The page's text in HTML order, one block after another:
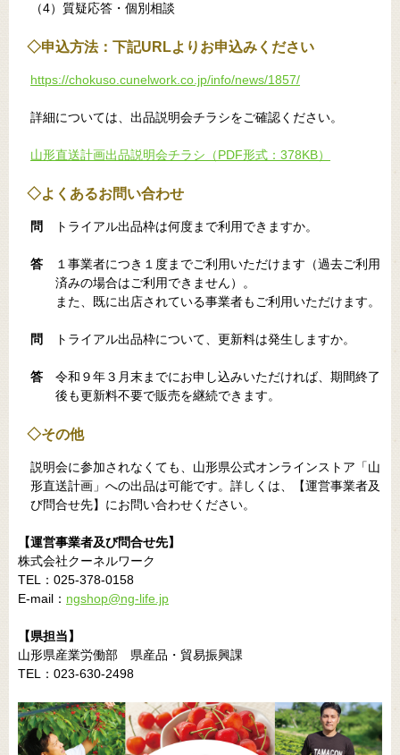
（4）質疑応答・個別相談
◇申込方法：下記URLよりお申込みください
https://chokuso.cunelwork.co.jp/info/news/1857/
詳細については、出品説明会チラシをご確認ください。
山形直送計画出品説明会チラシ（PDF形式：378KB）
◇よくあるお問い合わせ
問 トライアル出品枠は何度まで利用できますか。
答 １事業者につき１度までご利用いただけます（過去ご利用
済みの場合はご利用できません）。
また、既に出店されている事業者もご利用いただけます。
問 トライアル出品枠について、更新料は発生しますか。
答 令和９年３月末までにお申し込みいただければ、期間終了
後も更新料不要で販売を継続できます。
◇その他
説明会に参加されなくても、山形県公式オンラインストア「山
形直送計画」への出品は可能です。詳しくは、【運営事業者及
び問合せ先】にお問い合わせください。
【運営事業者及び問合せ先】
株式会社クーネルワーク
TEL：025-378-0158
E-mail： ngshop@ng-life.jp
【県担当】
山形県産業労働部 県産品・貿易振興課
TEL：023-630-2498